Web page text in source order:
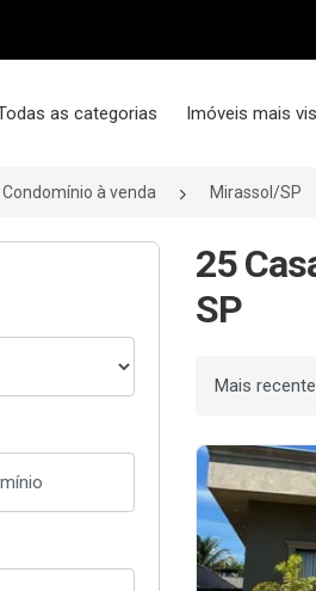
as categorias Imóveis mais
à venda Mirassol/SP
25
SP
Ordenar por